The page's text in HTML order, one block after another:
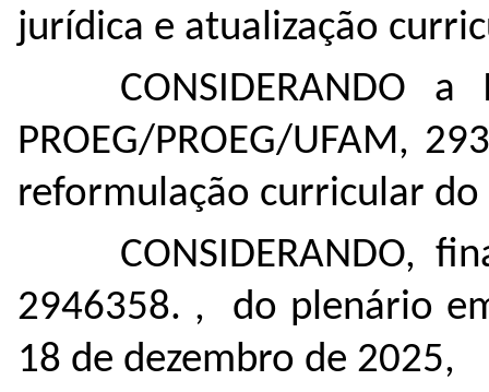
jurídica e atualização
CONSIDERANDO
PROEG/PROEG/UFAM,
reformulação curricular do
CONSIDERANDO,
2946358. , do plenário
18 de dezembro de 2025,